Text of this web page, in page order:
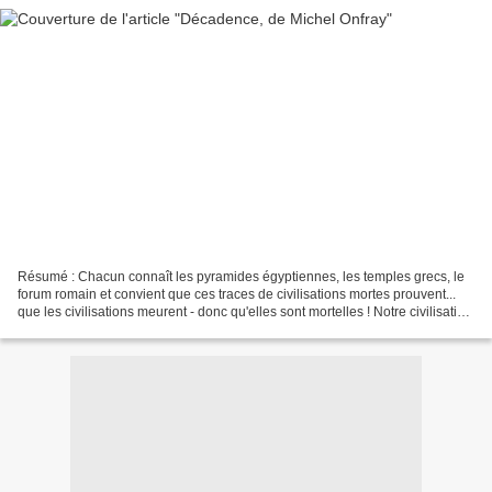
Résumé : Chacun connaît les pyramides égyptiennes, les temples grecs, le
forum romain et convient que ces traces de civilisations mortes prouvent...
que les civilisations meurent - donc qu'elles sont mortelles ! Notre civilisation